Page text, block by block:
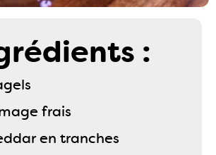
:
frais
en tranches